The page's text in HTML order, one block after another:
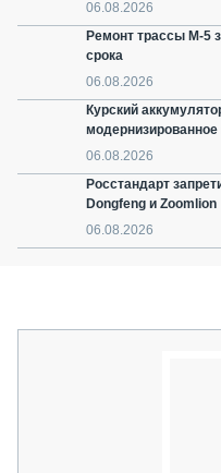
06.08.2026
Ремонт трассы М-5
срока
06.08.2026
Курский
модернизированное
06.08.2026
Росстандарт
Dongfeng и Zoomlion
06.08.2026